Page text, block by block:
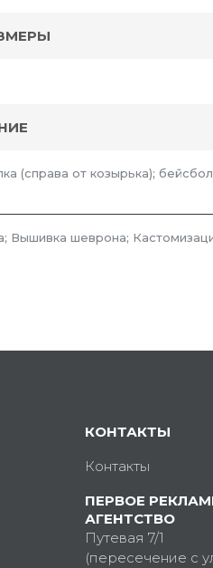
(справа от козырька);
Вышивка шеврона;
КОНТАКТЫ
Контакты
ПЕРВОЕ
АГЕНТСТВО
Путевая 7/1
(пересечение с